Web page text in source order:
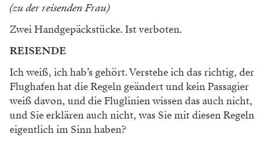
(zu der reisenden Frau)
Zwei Handgepäckstücke. Ist verboten.
REISENDE
Ich weiß, ich hab’s gehört. Verstehe ich das richtig, der
Flughafen hat die Regeln ­geändert und kein Passagier
weiß davon, und die Fluglinien wissen das auch nicht,
und Sie erklären auch nicht, was Sie mit diesen Regeln
eigentlich im Sinn haben?